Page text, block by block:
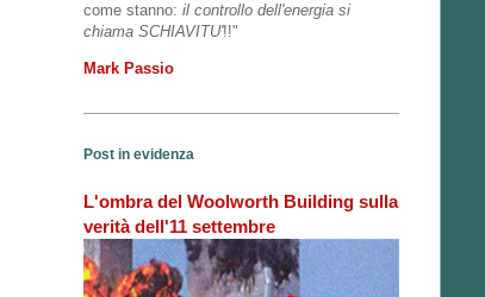
come stanno: il controllo dell'energia si
chiama SCHIAVITU'!!"
Mark Passio
Post in evidenza
L'ombra del Woolworth Building sulla
verità dell'11 settembre